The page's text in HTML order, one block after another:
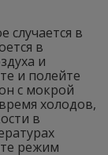
случается в
в
и
и полейте
с мокрой
холодов,
в
режим